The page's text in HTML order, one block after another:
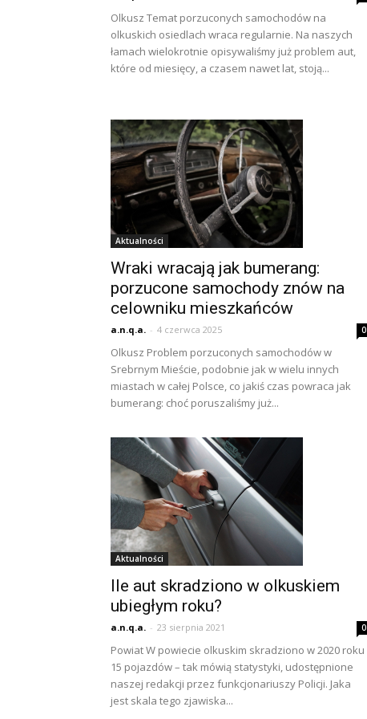
Olkusz Temat porzuconych samochodów na
olkuskich osiedlach wraca regularnie. Na naszych
łamach wielokrotnie opisywaliśmy już problem aut,
które od miesięcy, a czasem nawet lat, stoją...
Aktualności
Wraki wracają jak bumerang:
porzucone samochody znów na
celowniku mieszkańców
a.n.q.a. - 4 czerwca 2025 0
Olkusz Problem porzuconych samochodów w
Srebrnym Mieście, podobnie jak w wielu innych
miastach w całej Polsce, co jakiś czas powraca jak
bumerang: choć poruszaliśmy już...
Aktualności
Ile aut skradziono w olkuskiem
ubiegłym roku?
a.n.q.a. - 23 sierpnia 2021 0
Powiat W powiecie olkuskim skradziono w 2020 roku
15 pojazdów – tak mówią statystyki, udostępnione
naszej redakcji przez funkcjonariuszy Policji. Jaka
jest skala tego zjawiska...